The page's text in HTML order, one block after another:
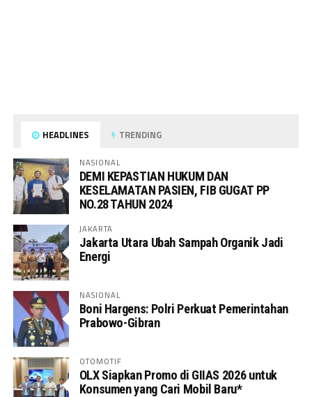
HEADLINES TRENDING
NASIONAL
DEMI KEPASTIAN HUKUM DAN
KESELAMATAN PASIEN, FIB GUGAT PP
NO.28 TAHUN 2024
JAKARTA
Jakarta Utara Ubah Sampah Organik Jadi
Energi
NASIONAL
Boni Hargens: Polri Perkuat Pemerintahan
Prabowo-Gibran
OTOMOTIF
OLX Siapkan Promo di GIIAS 2026 untuk
Konsumen yang Cari Mobil Baru*